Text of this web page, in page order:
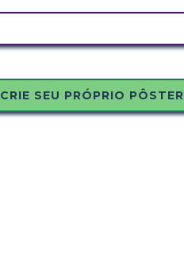
CRIE SEU PRÓPRIO PÔSTER